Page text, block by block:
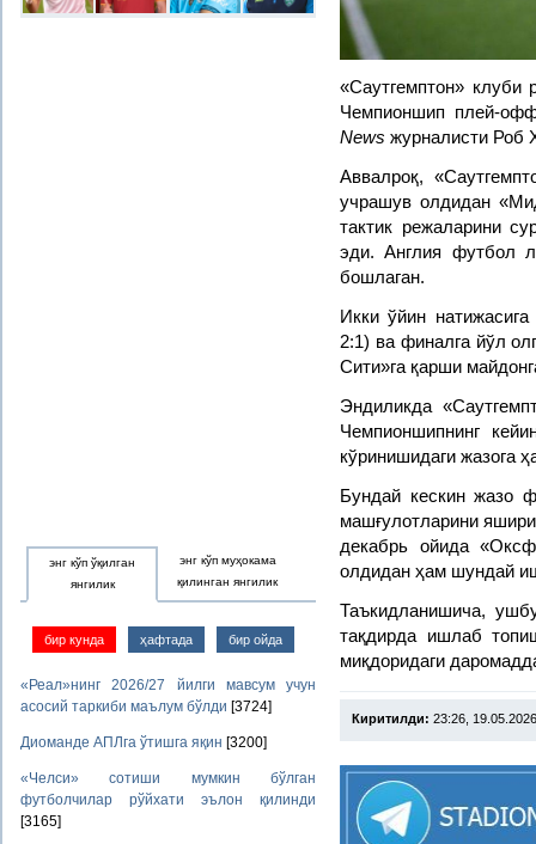
энг кўп ўқилган
янгилик
энг кўп муҳокама
қилинган янгилик
бир кунда ҳафтада бир ойда
«Реал»нинг 2026/27 йилги мавсум учун
асосий таркиби маълум бўлди [3724]
Диоманде АПЛга ўтишга яқин [3200]
«Челси» сотиши мумкин бўлган
футболчилар рўйхати эълон қилинди
[3165]
«Саутгемптон» клуби
Чемпионшип плей-
News журналисти Роб
Аввалроқ,
учрашув олдидан
тактик режаларини
эди. Англия футбол
бошлаган.
Икки ўйин
2:1) ва финалга йўл
Сити»га қарши
Эндиликда
Чемпионшипнинг
кўринишидаги жазога
Бундай кескин жазо
машғулотларини
декабрь ойида
олдидан ҳам шундай
Таъкидланишича,
тақдирда ишлаб
миқдоридаги
Киритилди: 23:26,